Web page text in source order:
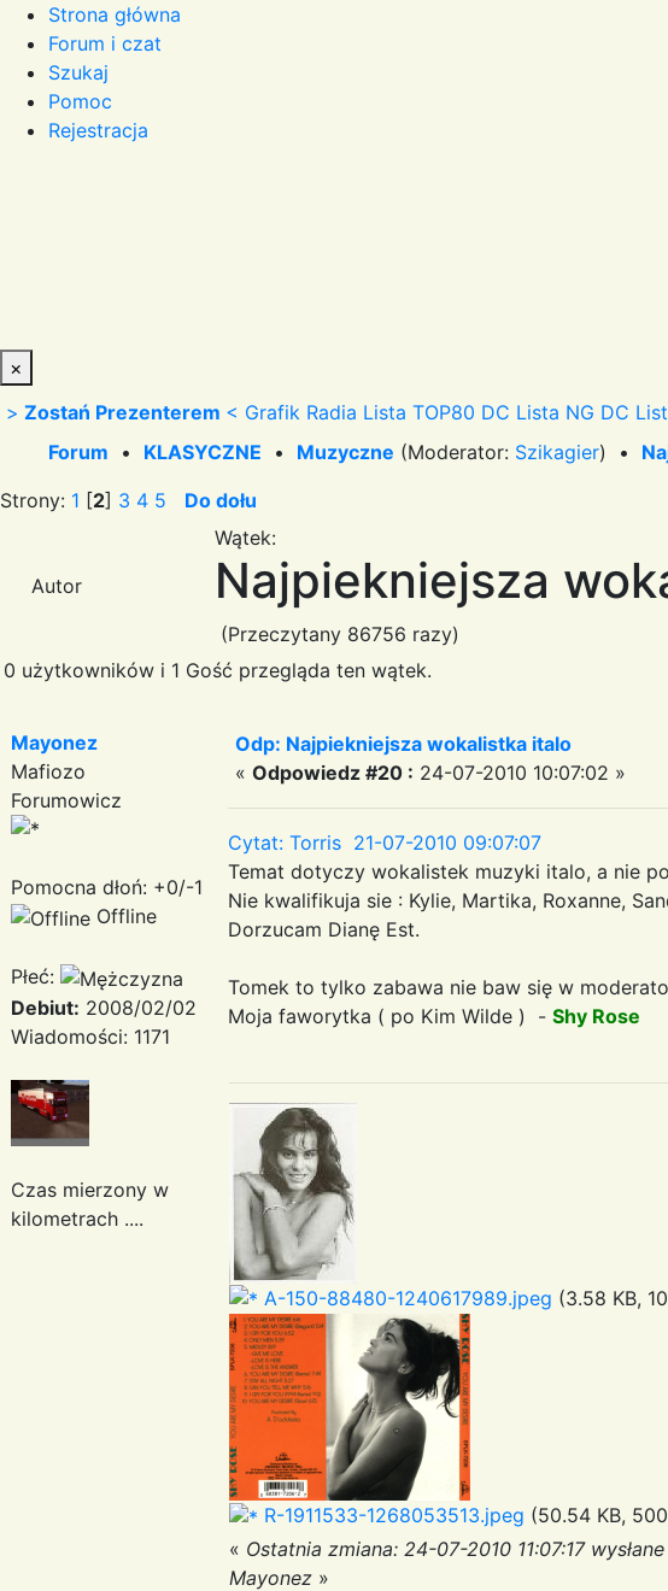
Strona główna
Forum i czat
Szukaj
Pomoc
Rejestracja
×
> Zostań Prezenterem < Grafik Radia Lista TOP80 DC Lista NG DC
Forum • KLASYCZNE • Muzyczne (Moderator: Szikagier) •
Strony: 1 [2] 3 4 5 Do dołu
Autor
Wątek:
Najpiekniejsza
(Przeczytany 86756 razy)
0 użytkowników i 1 Gość przegląda ten wątek.
Mayonez
Mafiozo
Forumowicz
Pomocna dłoń: +0/-1
Offline
Płeć:
Debiut: 2008/02/02
Wiadomości: 1171
Czas mierzony w
kilometrach ....
Odp: Najpiekniejsza wokalistka italo
« Odpowiedz #20 : 24-07-2010 10:07:02 »
Cytat: Torris 21-07-2010 09:07:07
Temat dotyczy wokalistek muzyki italo, a nie
Nie kwalifikuja sie : Kylie, Martika, Roxanne,
Dorzucam Dianę Est.
Tomek to tylko zabawa nie baw się w
Moja faworytka ( po Kim Wilde ) - Shy Rose
A-150-88480-1240617989.jpeg (3.58 KB,
R-1911533-1268053513.jpeg (50.54 KB,
« Ostatnia zmiana: 24-07-2010 11:07:17
Mayonez »